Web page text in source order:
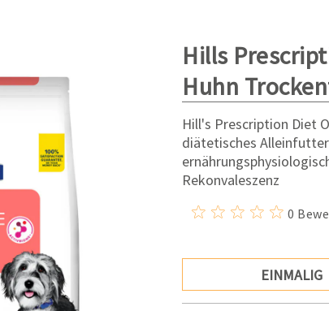
Hills
Huhn
Hill's Prescription Diet
diätetisches
Rekonvaleszenz
0
EINMALIG